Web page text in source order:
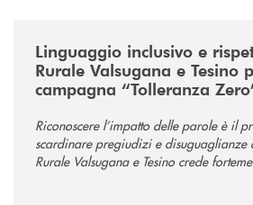
Linguaggio inclusivo e
Rurale Valsugana e Tesino
campagna “Tolleranza
Riconoscere l’impatto delle parole è il
scardinare pregiudizi e disuguaglianze
Rurale Valsugana e Tesino crede